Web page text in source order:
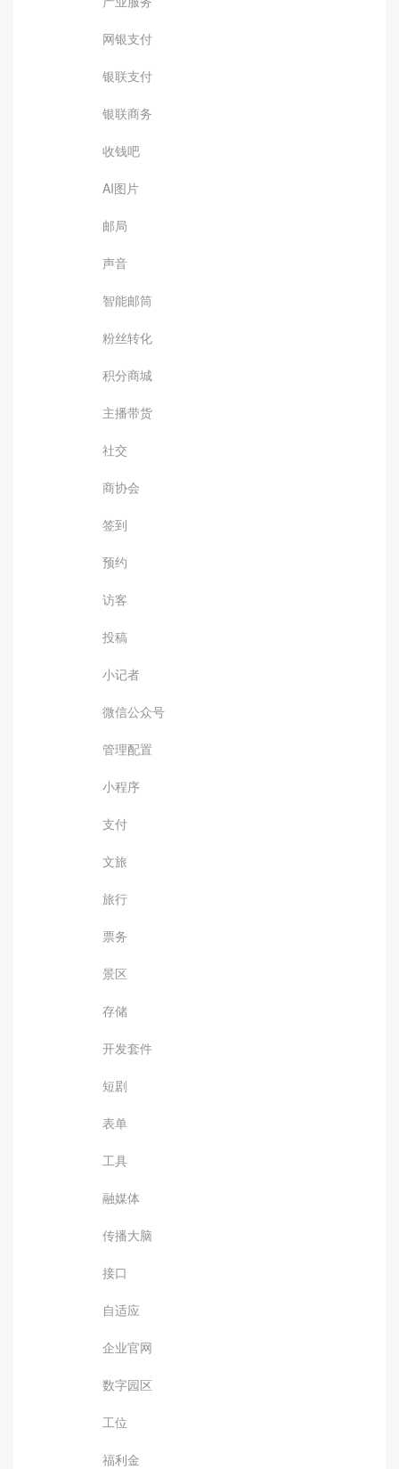
网银支付
银联支付
银联商务
收钱吧
AI图片
邮局
声音
智能邮筒
粉丝转化
积分商城
主播带货
社交
商协会
签到
预约
访客
投稿
小记者
微信公众号
管理配置
小程序
支付
文旅
旅行
票务
景区
存储
开发套件
短剧
表单
工具
融媒体
传播大脑
接口
自适应
企业官网
数字园区
工位
福利金